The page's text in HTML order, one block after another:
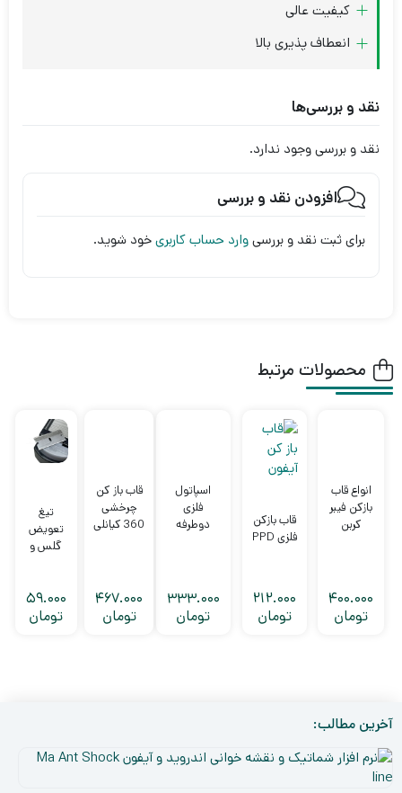
کیفیت عالی
انعطاف پذیری بالا
نقد و بررسی‌ها
نقد و بررسی وجود ندارد.
افزودن نقد و بررسی
برای ثبت نقد و بررسیوارد حساب کاربریخود شوید.
محصولات مرتبط
انواع قاب
بازکن فیبر
کربن
400.000
تومان
قاب بازکن
فلزی PPD
212.000
تومان
اسپاتول
فلزی
دوطرفه
333.000
تومان
قاب باز کن
چرخشی
360 کیانلی
467.000
تومان
تیغ
تعویض
گلس و
آمریکایی
59.000
تومان
آخرین مطالب: